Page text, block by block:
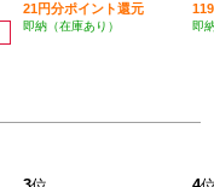
21円分ポイント還元
即納（在庫あり） 即